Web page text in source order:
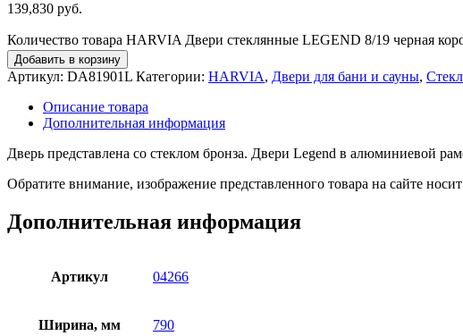
139,830 руб.
Количество товара HARVIA Двери стеклянные LEGEND 8/19 черная
Добавить в корзину
Артикул: DA81901L Категории: HARVIA, Двери для бани и сауны,
Описание товара
Дополнительная информация
Дверь представлена со стеклом бронза. Двери Legend в алюминиевой
Обратите внимание, изображение представленного товара на сайте
Дополнительная информация
Артикул 04266
Ширина, мм 790